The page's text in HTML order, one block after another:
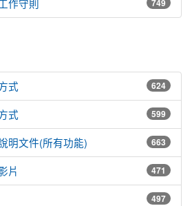
749
作守則
624
式
599
式
663
明文件(所有功能)
471
片
497